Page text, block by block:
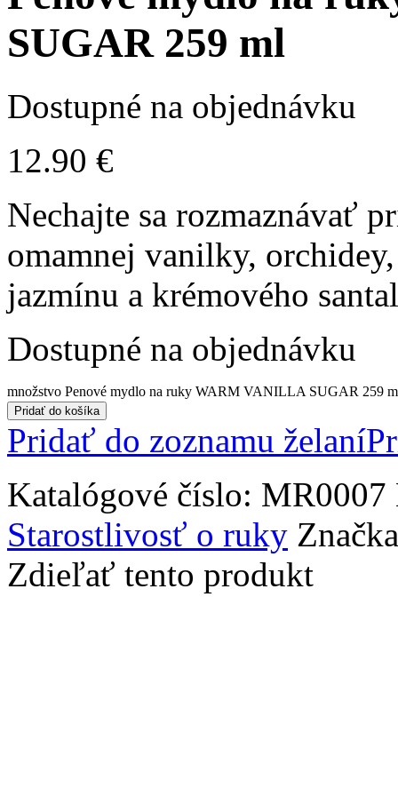
SUGAR 259 ml
Dostupné na objednávku
12.90 €
Nechajte sa rozmaznávať
omamnej vanilky,
jazmínu a krémového
Dostupné na objednávku
množstvo Penové mydlo na ruky WARM VANILLA SUGAR 259
Pridať do košíka
Pridať do zoznamu želaní
Katalógové číslo: MR0007
Starostlivosť o ruky
Zdieľať tento produkt